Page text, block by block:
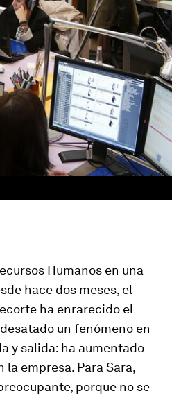
Humanos en una
hace dos meses, el
ha enrarecido el
un fenómeno en
y salida: ha aumentado
la empresa. Para Sara,
porque no se